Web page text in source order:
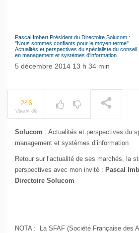
NOW PLAYING
Le
Pascal Imbert Président du Directoire Solucom :
"Nous sommes confiants pour le moyen terme".
Actualités et perspectives du spécialiste du conseil
en management et systèmes d'information
5 décembre 2014 13 h 34 min
246
Views
Solucom : Actualités et perspectives du
management et systèmes d’information
Retour sur l’actualité de ses marchés, la
perspectives avec mon invité : Pascal
Directoire Solucom
NOTA : La SFAF (Société Française des